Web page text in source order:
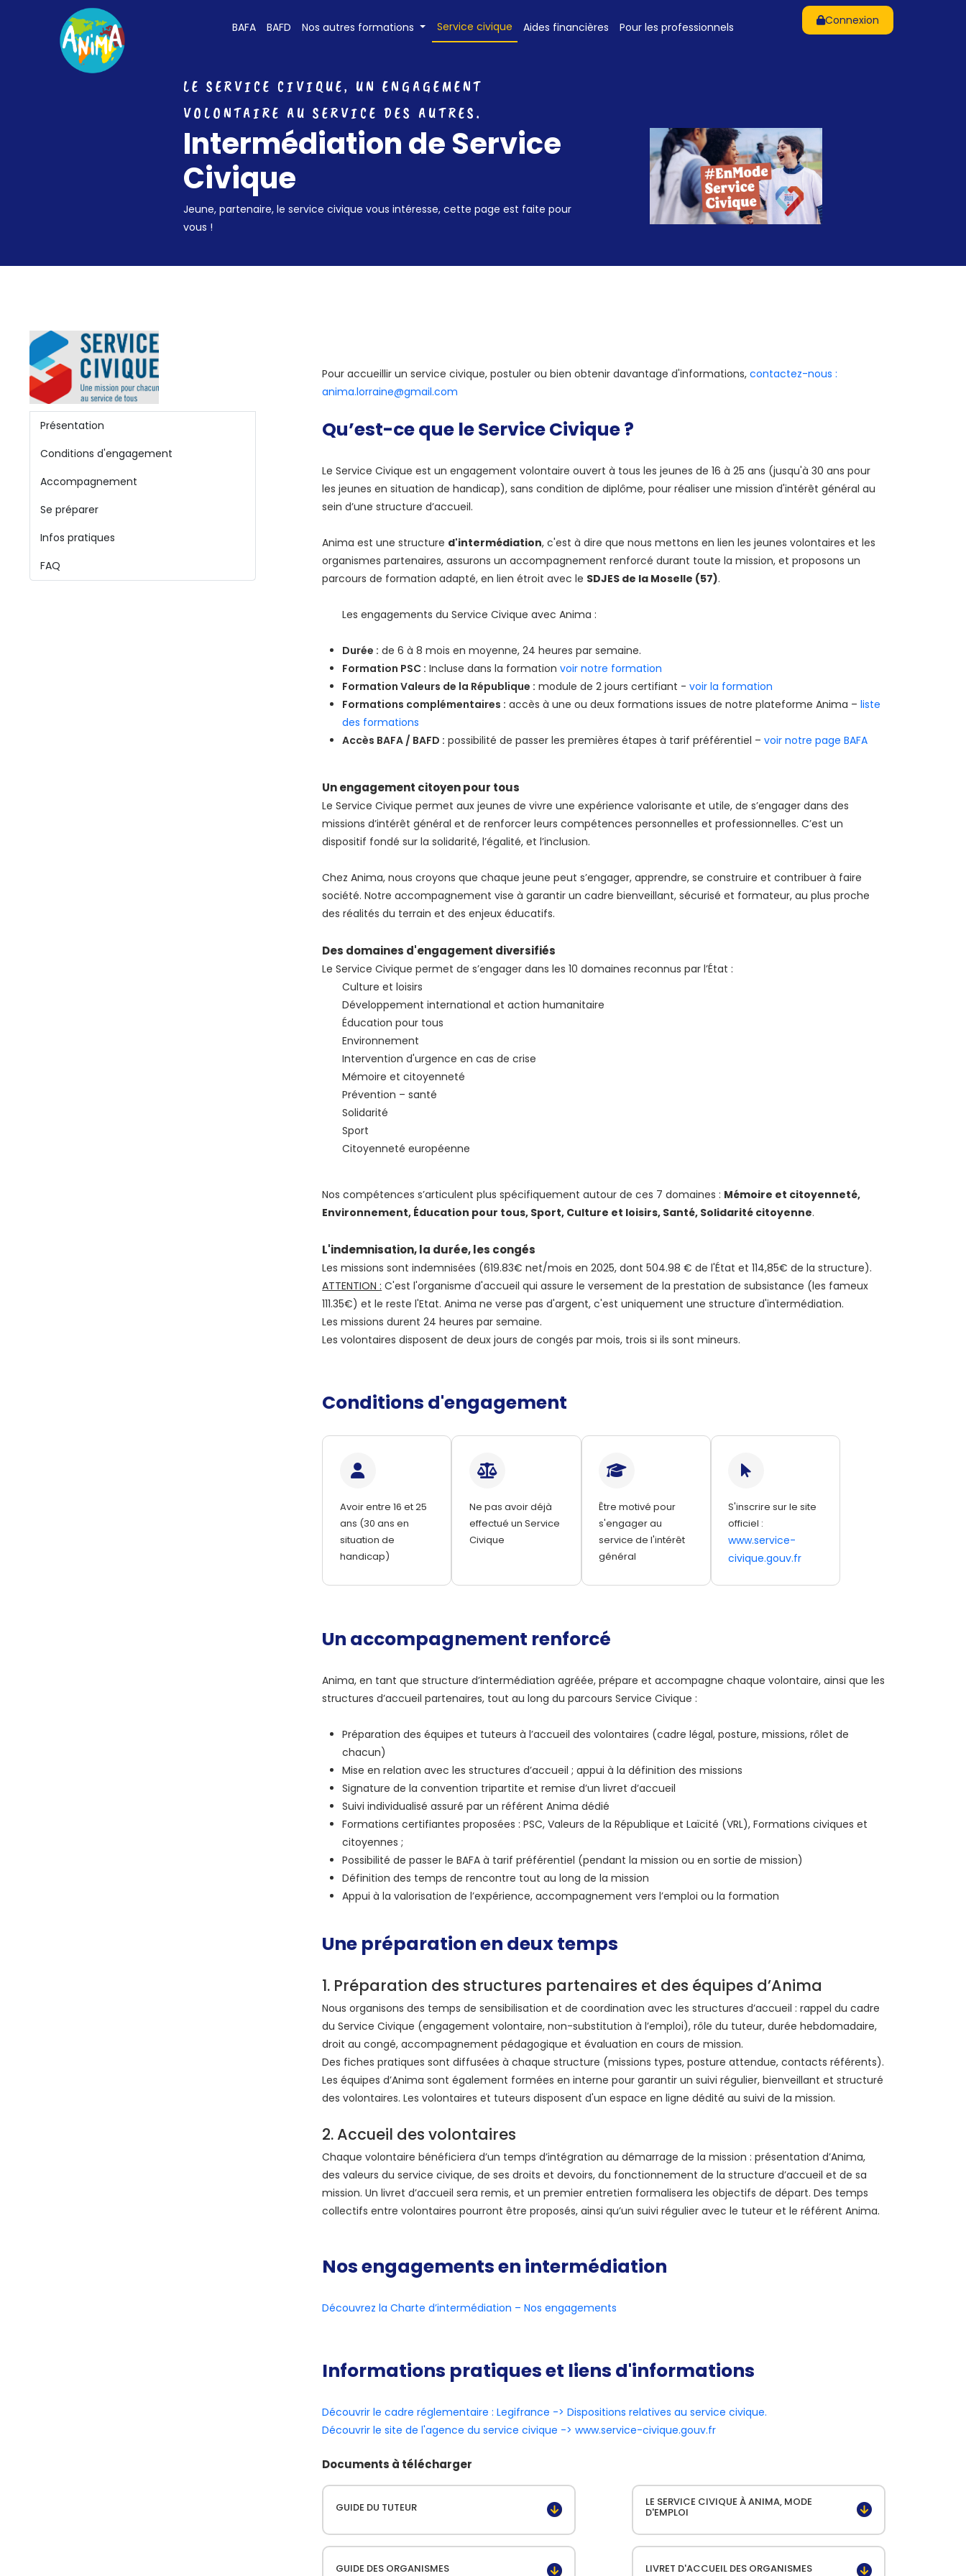
BAFA BAFD Nos autres formations Service civique Aides financières Pour les professionnels Connexion
LE SERVICE CIVIQUE, UN ENGAGEMENT
VOLONTAIRE AU SERVICE DES AUTRES.
Intermédiation de Service
Civique
Jeune, partenaire, le service civique vous intéresse, cette page est faite pour
vous !
Présentation
Conditions d'engagement
Accompagnement
Se préparer
Infos pratiques
FAQ
Pour accueillir un service civique, postuler ou bien obtenir davantage d'informations,contactez-nous :
anima.lorraine@gmail.com
Qu’est-ce que le Service Civique ?
Le Service Civique est un engagement volontaire ouvert à tous les jeunes de 16 à 25 ans (jusqu'à 30 ans pour
les jeunes en situation de handicap), sans condition de diplôme, pour réaliser une mission d'intérêt général au
sein d’une structure d’accueil.
Anima est une structure d'intermédiation, c'est à dire que nous mettons en lien les jeunes volontaires et les
organismes partenaires, assurons un accompagnement renforcé durant toute la mission, et proposons un
parcours de formation adapté, en lien étroit avec le SDJES de la Moselle (57).
Les engagements du Service Civique avec Anima :
Durée : de 6 à 8 mois en moyenne, 24 heures par semaine.
Formation PSC : Incluse dans la formationvoir notre formation
Formation Valeurs de la République : module de 2 jours certifiant -voir la formation
Formations complémentaires : accès à une ou deux formations issues de notre plateforme Anima –liste
des formations
Accès BAFA / BAFD : possibilité de passer les premières étapes à tarif préférentiel –voir notre page BAFA
Un engagement citoyen pour tous
Le Service Civique permet aux jeunes de vivre une expérience valorisante et utile, de s’engager dans des
missions d’intérêt général et de renforcer leurs compétences personnelles et professionnelles. C’est un
dispositif fondé sur la solidarité, l’égalité, et l’inclusion.
Chez Anima, nous croyons que chaque jeune peut s’engager, apprendre, se construire et contribuer à faire
société. Notre accompagnement vise à garantir un cadre bienveillant, sécurisé et formateur, au plus proche
des réalités du terrain et des enjeux éducatifs.
Des domaines d'engagement diversifiés
Le Service Civique permet de s’engager dans les 10 domaines reconnus par l’État :
Culture et loisirs
Développement international et action humanitaire
Éducation pour tous
Environnement
Intervention d'urgence en cas de crise
Mémoire et citoyenneté
Prévention – santé
Solidarité
Sport
Citoyenneté européenne
Nos compétences s’articulent plus spécifiquement autour de ces 7 domaines : Mémoire et citoyenneté,
Environnement, Éducation pour tous, Sport, Culture et loisirs, Santé, Solidarité citoyenne.
L'indemnisation, la durée, les congés
Les missions sont indemnisées (619.83€ net/mois en 2025, dont 504.98 € de l'État et 114,85€ de la structure).
ATTENTION : C'est l'organisme d'accueil qui assure le versement de la prestation de subsistance (les fameux
111.35€) et le reste l'Etat. Anima ne verse pas d'argent, c'est uniquement une structure d'intermédiation.
Les missions durent 24 heures par semaine.
Les volontaires disposent de deux jours de congés par mois, trois si ils sont mineurs.
Conditions d'engagement
Avoir entre 16 et 25
ans (30 ans en
situation de
handicap)
Ne pas avoir déjà
effectué un Service
Civique
Être motivé pour
s'engager au
service de l'intérêt
général
S'inscrire sur le site
officiel :
www.service-
civique.gouv.fr
Un accompagnement renforcé
Anima, en tant que structure d’intermédiation agréée, prépare et accompagne chaque volontaire, ainsi que les
structures d’accueil partenaires, tout au long du parcours Service Civique :
Préparation des équipes et tuteurs à l’accueil des volontaires (cadre légal, posture, missions, rôlet de
chacun)
Mise en relation avec les structures d’accueil ; appui à la définition des missions
Signature de la convention tripartite et remise d’un livret d’accueil
Suivi individualisé assuré par un référent Anima dédié
Formations certifiantes proposées : PSC, Valeurs de la République et Laïcité (VRL), Formations civiques et
citoyennes ;
Possibilité de passer le BAFA à tarif préférentiel (pendant la mission ou en sortie de mission)
Définition des temps de rencontre tout au long de la mission
Appui à la valorisation de l’expérience, accompagnement vers l’emploi ou la formation
Une préparation en deux temps
1. Préparation des structures partenaires et des équipes d’Anima
Nous organisons des temps de sensibilisation et de coordination avec les structures d’accueil : rappel du cadre
du Service Civique (engagement volontaire, non-substitution à l’emploi), rôle du tuteur, durée hebdomadaire,
droit au congé, accompagnement pédagogique et évaluation en cours de mission.
Des fiches pratiques sont diffusées à chaque structure (missions types, posture attendue, contacts référents).
Les équipes d’Anima sont également formées en interne pour garantir un suivi régulier, bienveillant et structuré
des volontaires. Les volontaires et tuteurs disposent d'un espace en ligne dédité au suivi de la mission.
2. Accueil des volontaires
Chaque volontaire bénéficiera d’un temps d’intégration au démarrage de la mission : présentation d’Anima,
des valeurs du service civique, de ses droits et devoirs, du fonctionnement de la structure d’accueil et de sa
mission. Un livret d’accueil sera remis, et un premier entretien formalisera les objectifs de départ. Des temps
collectifs entre volontaires pourront être proposés, ainsi qu’un suivi régulier avec le tuteur et le référent Anima.
Nos engagements en intermédiation
Découvrez la Charte d’intermédiation – Nos engagements
Informations pratiques et liens d'informations
Découvrir le cadre réglementaire : Legifrance -> Dispositions relatives au service civique.
Découvrir le site de l'agence du service civique -> www.service-civique.gouv.fr
Documents à télécharger
GUIDE DU TUTEUR LE SERVICE CIVIQUE À ANIMA, MODE
D'EMPLOI
GUIDE DES ORGANISMES LIVRET D'ACCUEIL DES ORGANISMES